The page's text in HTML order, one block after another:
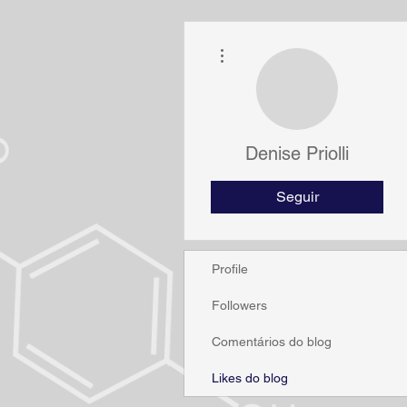
Denise Priolli
Seguir
Profile
Followers
Comentários do blog
Likes do blog